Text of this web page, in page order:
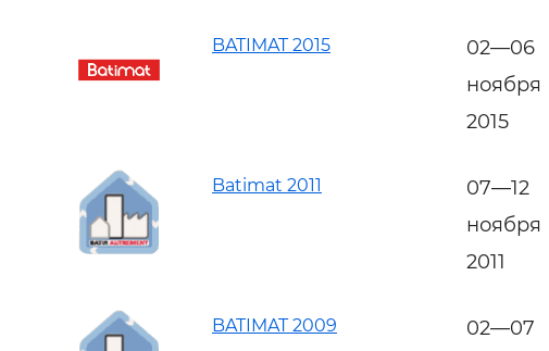
BATIMAT 2015
02—06
ноября
2015
Batimat 2011
07—12
ноября
2011
BATIMAT 2009
02—07